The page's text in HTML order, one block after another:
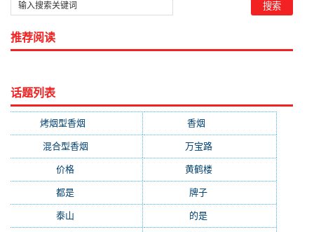
推荐阅读
话题列表
烤烟型香烟 香烟
混合型香烟 万宝路(331)
价格 黄鹤楼(315)
都是 牌子
泰山 的是